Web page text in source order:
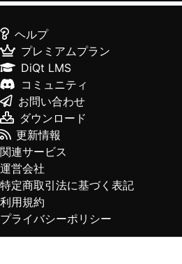
ヘルプ
プレミアムプラン
DiQt LMS
コミュニティ
お問い合わせ
ダウンロード
更新情報
関連サービス
運営会社
特定商取引法に基づく表記
利用規約
プライバシーポリシー